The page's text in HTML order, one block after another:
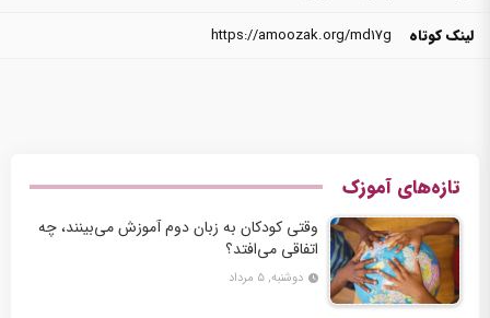
لینک کوتاه
https://amoozak.org/md17g
تازه‌های آموزک
وقتی کودکان به زبان دوم آموزش می‌بینند، چه
اتفاقی می‌افتد؟
دوشنبه, ۵ مرداد